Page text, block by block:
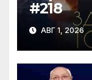
#218
АВГ 1, 2026